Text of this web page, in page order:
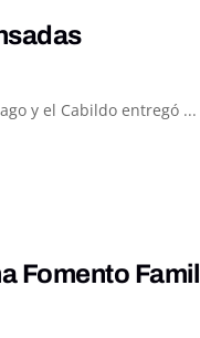
y el Cabildo entregó ...
Fomento